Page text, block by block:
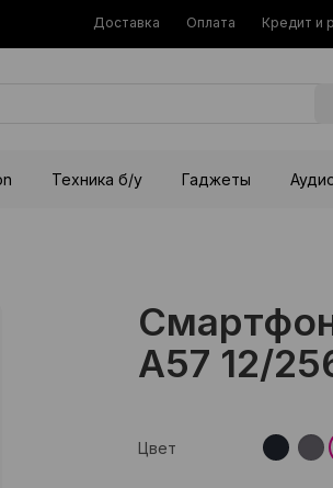
Доставка Оплата Кредит и
Техника б/у Гаджеты
A57 12/
Цвет